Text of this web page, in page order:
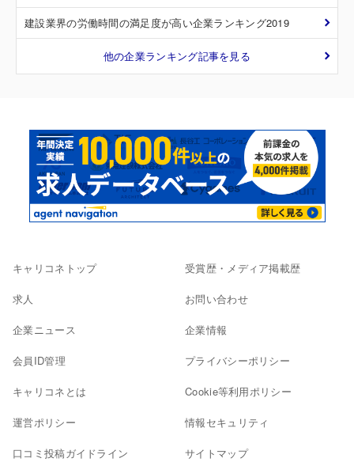
建設業界の労働時間の満足度が高い企業ランキング2019
他の企業ランキング記事を見る
キャリコネトップ
求人
企業ニュース
会員ID管理
キャリコネとは
運営ポリシー
口コミ投稿ガイドライン
受賞歴・メディア掲載歴
お問い合わせ
企業情報
プライバシーポリシー
Cookie等利用ポリシー
情報セキュリティ
サイトマップ